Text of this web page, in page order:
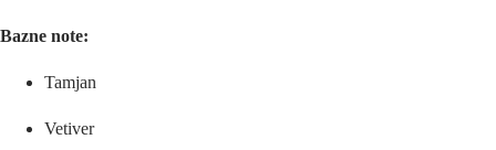
Bazne note:
Tamjan
Vetiver